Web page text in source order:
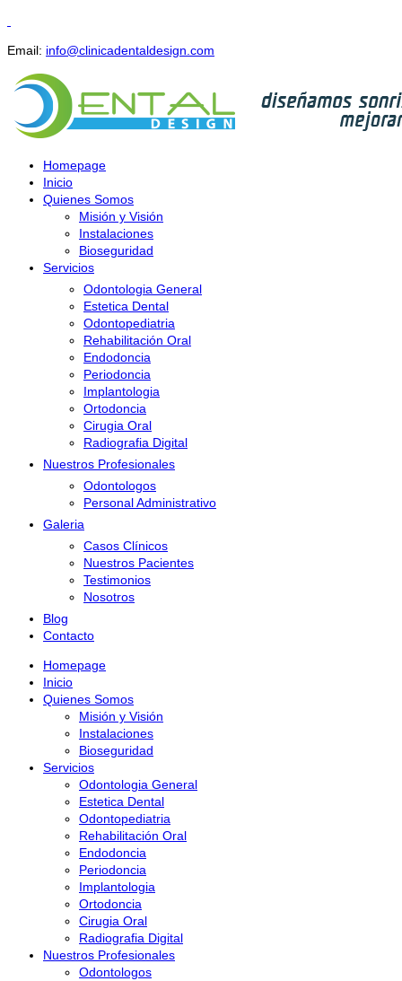
Email: info@clinicadentaldesign.com
Homepage
Inicio
Quienes Somos
Misión y Visión
Instalaciones
Bioseguridad
Servicios
Odontologia General
Estetica Dental
Odontopediatria
Rehabilitación Oral
Endodoncia
Periodoncia
Implantologia
Ortodoncia
Cirugia Oral
Radiografia Digital
Nuestros Profesionales
Odontologos
Personal Administrativo
Galeria
Casos Clínicos
Nuestros Pacientes
Testimonios
Nosotros
Blog
Contacto
Homepage
Inicio
Quienes Somos
Misión y Visión
Instalaciones
Bioseguridad
Servicios
Odontologia General
Estetica Dental
Odontopediatria
Rehabilitación Oral
Endodoncia
Periodoncia
Implantologia
Ortodoncia
Cirugia Oral
Radiografia Digital
Nuestros Profesionales
Odontologos